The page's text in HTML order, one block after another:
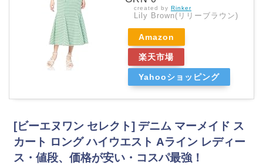
created by Rinker
Lily Brown(リリーブラウン)
Amazon
楽天市場
Yahooショッピング
[ビーエヌワン セレクト] デニム マーメイド ス
カート ロング ハイウエスト Aライン レディー
ス・値段、価格が安い・コスパ最強！